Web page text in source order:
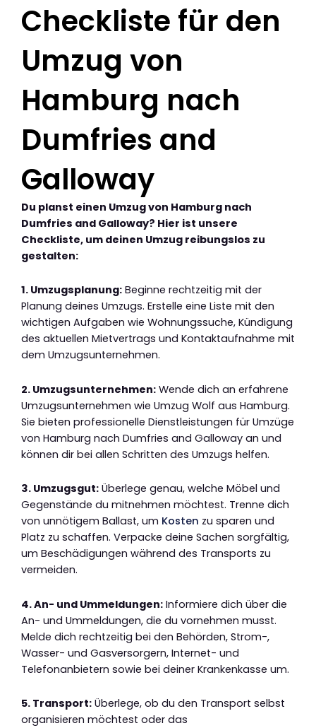
Checkliste für den
Umzug von
Hamburg nach
Dumfries and
Galloway
Du planst einen Umzug von Hamburg nach
Dumfries and Galloway? Hier ist unsere
Checkliste, um deinen Umzug reibungslos zu
gestalten:
1. Umzugsplanung: Beginne rechtzeitig mit der
Planung deines Umzugs. Erstelle eine Liste mit den
wichtigen Aufgaben wie Wohnungssuche, Kündigung
des aktuellen Mietvertrags und Kontaktaufnahme mit
dem Umzugsunternehmen.
2. Umzugsunternehmen: Wende dich an erfahrene
Umzugsunternehmen wie Umzug Wolf aus Hamburg.
Sie bieten professionelle Dienstleistungen für Umzüge
von Hamburg nach Dumfries and Galloway an und
können dir bei allen Schritten des Umzugs helfen.
3. Umzugsgut: Überlege genau, welche Möbel und
Gegenstände du mitnehmen möchtest. Trenne dich
von unnötigem Ballast, um Kosten zu sparen und
Platz zu schaffen. Verpacke deine Sachen sorgfältig,
um Beschädigungen während des Transports zu
vermeiden.
4. An- und Ummeldungen: Informiere dich über die
An- und Ummeldungen, die du vornehmen musst.
Melde dich rechtzeitig bei den Behörden, Strom-,
Wasser- und Gasversorgern, Internet- und
Telefonanbietern sowie bei deiner Krankenkasse um.
5. Transport: Überlege, ob du den Transport selbst
organisieren möchtest oder das